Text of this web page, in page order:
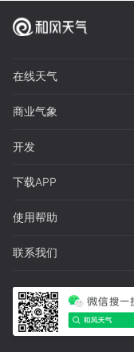
在线天气
商业气象
开发
下载APP
使用帮助
联系我们